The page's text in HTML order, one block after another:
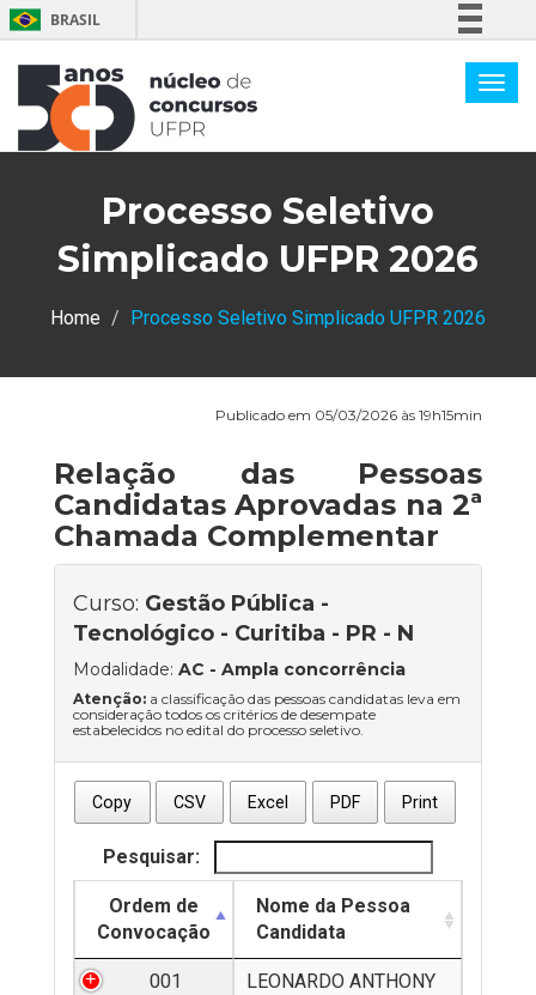
BRASIL
Legislação
Processo Seletivo
Simplicado UFPR 2026
Home Processo Seletivo Simplicado UFPR 2026
Publicado em 05/03/2026 às 19h15min
Relação das Pessoas
Candidatas Aprovadas na 2ª
Chamada Complementar
Curso: Gestão Pública -
Tecnológico - Curitiba - PR - N
Modalidade: AC - Ampla concorrência
Atenção: a classificação das pessoas candidatas leva em
consideração todos os critérios de desempate
estabelecidos no edital do processo seletivo.
Copy CSV Excel PDF Print
Pesquisar:
Ordem de
Convocação
Nome da Pessoa
Candidata
001
LEONARDO ANTHONY